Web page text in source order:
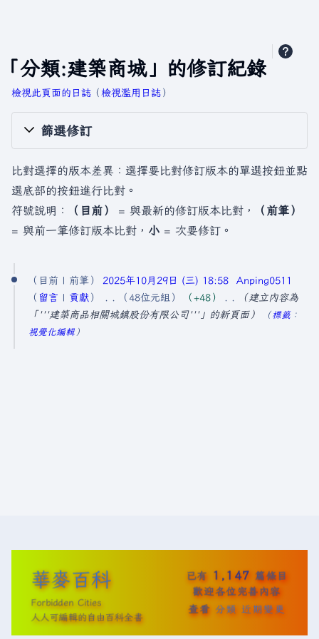
「分類:建築商城」的修訂紀錄
檢視此頁面的日誌 ​（檢視濫用日誌）
篩選修訂
比對選擇的版本差異：選擇要比對修訂版本的單選按鈕並點
選底部的按鈕進行比對。
符號說明：
（目前） = 與最新的修訂版本比對，
（前筆）
= 與前一筆修訂版本比對， 小 = 次要修訂。
2
年
三
目前 前筆 2025年10月29日 (三) 18:58
Anping0511
留言
貢獻 48位元組 +48
建立內容為
「'''建築商品相關城鎮股份有限公司'''」的新頁面
標籤：
視覺化編輯
華麥百科
Forbidden Cities
人人可編輯的自由百科全書
已有 1,147 篇條目
歡迎各位完善內容
查看 分類 近期變更